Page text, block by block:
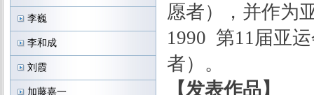
李巍
李和成
刘霞
加藤嘉一
愿者），并作为
1990 第11届亚
者）。
【发表作品】